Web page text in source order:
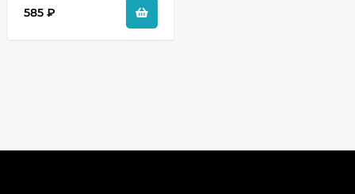
585 ₽